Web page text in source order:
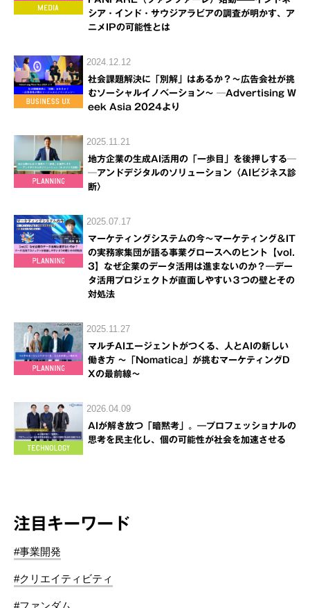
シア・インド・サウジアラビアの調査が明かす、ア
ニメIPの可能性とは
2024.12.12
社会課題解決に「別解」はあるか？～広告会社が挑
むソーシャルイノベーション～ ─Advertising W
eek Asia 2024より
2025.11.21
地方企業の生成AI活用の「一歩目」を後押しする─
─アンドデジタルのソリューション〈AIビジネス診
断〉
2025.07.17
マーケティングシステムの今～マーケティング＆IT
の実務家集団が語る事業グロースへのヒント【vol.
3】なぜ企業のデータ活用は進まないのか？―デー
タ活用プロジェクトが直面しやすい３つの壁とその
対処法
2025.11.27
マルチAIエージェントがつくる、人とAIの新しい
働き方 ～「Nomatica」が挑むマーケティングD
Xの最前線～
2026.04.09
AIが解き放つ「暗黙考」。―プロフェッショナルの
思考を民主化し、個の可能性が社会を加速させる
注目キーワード
#事業開発
#クリエイティビティ